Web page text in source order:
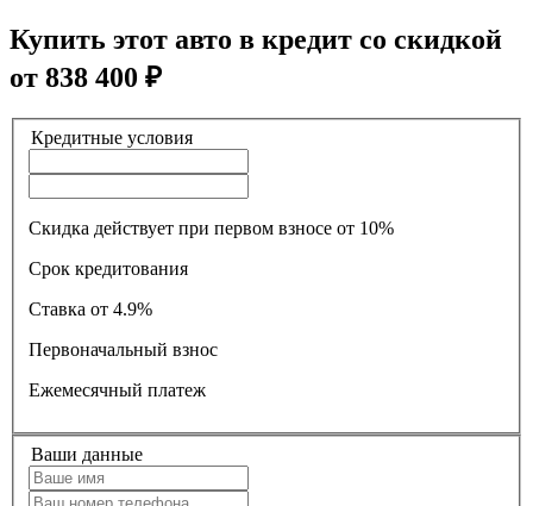
Купить этот авто в кредит со скидкой
от 838 400 ₽
Кредитные условия
Скидка действует при первом взносе от 10%
Срок кредитования
Ставка
от 4.9%
Первоначальный взнос
Ежемесячный платеж
Ваши данные